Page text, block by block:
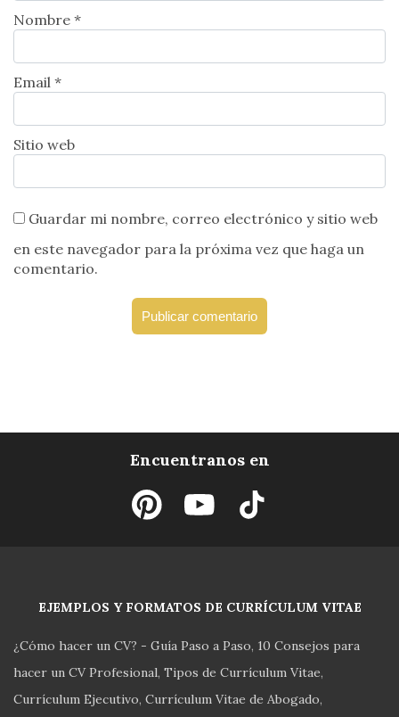
Nombre *
Email *
Sitio web
Guardar mi nombre, correo electrónico y sitio web
en este navegador para la próxima vez que haga un
comentario.
Encuentranos en
EJEMPLOS Y FORMATOS DE CURRÍCULUM VITAE
¿Cómo hacer un CV? - Guía Paso a Paso 10 Consejos para
hacer un CV Profesional Tipos de Currículum Vitae
Currículum Ejecutivo Currículum Vitae de Abogado